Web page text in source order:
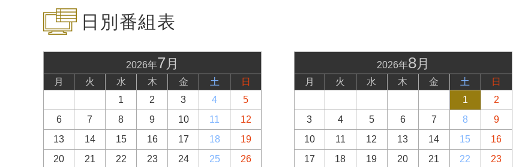
日別番組表
2026年7月
月 火 水 木 金 土
日
1
2 3 4
5
6
7 8 9 10 11
12
13
14 15 16 17 18
19
20
21 22 23 24 25
26
2026年8月
月 火 水 木 金 土
日
1
2
3
4 5 6 7 8
9
10
11 12 13 14 15
16
17
18 19 20 21 22
23